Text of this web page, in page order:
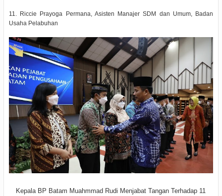
11. Riccie Prayoga Permana, Asisten Manajer SDM dan Umum, Badan
Usaha Pelabuhan
Kepala BP Batam Muahmmad Rudi Menjabat Tangan Terhadap 11